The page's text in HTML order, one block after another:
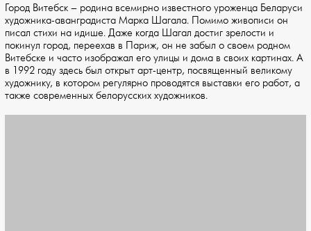
Город Витебск – родина всемирно известного уроженца Беларуси
художника-аванградиста Марка Шагала. Помимо живописи он
писал стихи на идише. Даже когда Шагал достиг зрелости и
покинул город, переехав в Париж, он не забыл о своем родном
Витебске и часто изображал его улицы и дома в своих картинах. А
в 1992 году здесь был открыт арт-центр, посвященный великому
художнику, в котором регулярно проводятся выставки его работ, а
также современных белорусских художников.